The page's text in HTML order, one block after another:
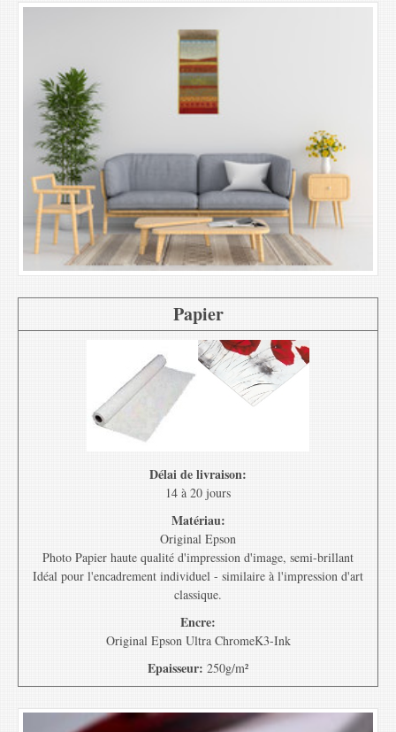
Papier
Délai de livraison:
14 à 20 jours
Matériau:
Original Epson
Photo Papier haute qualité d'impression d'image, semi-brillant
Idéal pour l'encadrement individuel - similaire à l'impression d'art
classique.
Encre:
Original Epson Ultra ChromeK3-Ink
Epaisseur: 250g/m²